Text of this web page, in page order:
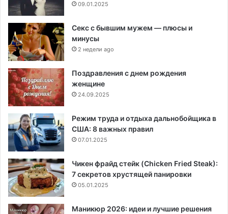
09.01.2025
Секс с бывшим мужем — плюсы и
минусы
2 недели ago
Поздравления с днем рождения
женщине
24.09.2025
Режим труда и отдыха дальнобойщика в
США: 8 важных правил
07.01.2025
Чикен фрайд стейк (Chicken Fried Steak):
7 секретов хрустящей панировки
05.01.2025
Маникюр 2026: идеи и лучшие решения